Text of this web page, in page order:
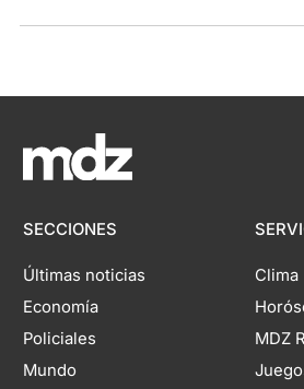
SECCIONES
Últimas noticias
Economía
Policiales
Mundo
Clima
MDZ